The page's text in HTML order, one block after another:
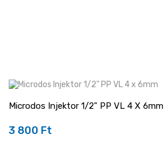
Microdos Injektor 1/2" PP VL 4 X 6mm
Ár
3 800 Ft